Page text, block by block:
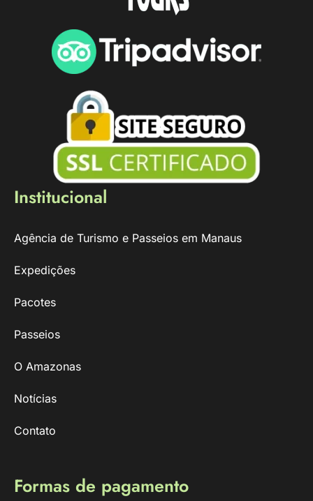
Institucional
Agência de Turismo e Passeios em Manaus
Expedições
Pacotes
Passeios
O Amazonas
Notícias
Contato
Formas de pagamento